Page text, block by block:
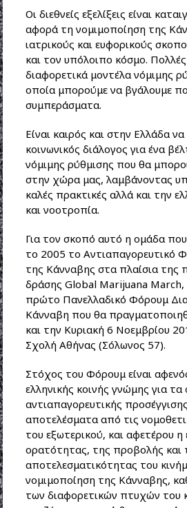
Οι διεθνείς εξελίξεις είναι
αφορά τη νομιμοποίηση της
ιατρικούς και ευφορικούς
και τον υπόλοιπο κόσμο.
διαφορετικά μοντέλα νόμιμης
οποία μπορούμε να βγάλουμε
συμπεράσματα.
Είναι καιρός και στην Ελλάδα
κοινωνικός διάλογος για ένα
νόμιμης ρύθμισης που θα
στην χώρα μας, λαμβάνοντας
καλές πρακτικές αλλά και την
και νοοτροπία.
Για τον σκοπό αυτό η ομάδα
το 2005 το Αντιαπαγορευτικό
της Κάνναβης στα πλαίσια της
δράσης Global Marijuana March
πρώτο Πανελλαδικό Φόρουμ
Κάνναβη που θα
και την Κυριακή 6 Νοεμβρίου
Σχολή Αθήνας (Σόλωνος 57).
Στόχος του Φόρουμ είναι
ελληνικής κοινής γνώμης για
αντιαπαγορευτικής
αποτελέσματα από τις
του εξωτερικού, και αφετέρου η
ορατότητας, της προβολής και
αποτελεσματικότητας του
νομιμοποίηση της Κάνναβης,
των διαφορετικών πτυχών του